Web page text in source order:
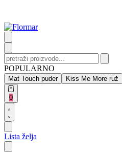
content
Search
for:
POPULARNO
Mat Touch puder Kiss Me More ruž
0Open
cart
Open
Account
details
Lista želja